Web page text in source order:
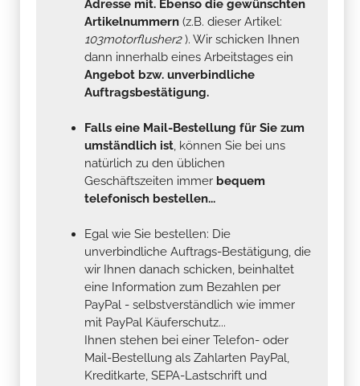
Adresse mit. Ebenso die gewünschten
Artikelnummern (z.B. dieser Artikel:
103motorflusher2). Wir schicken Ihnen
dann innerhalb eines Arbeitstages ein
Angebot bzw. unverbindliche
Auftragsbestätigung.
Falls eine Mail-Bestellung für Sie zum
umständlich ist, können Sie bei uns
natürlich zu den üblichen
Geschäftszeiten immer bequem
telefonisch bestellen...
Egal wie Sie bestellen: Die
unverbindliche Auftrags-Bestätigung, die
wir Ihnen danach schicken, beinhaltet
eine Information zum Bezahlen per
PayPal - selbstverständlich wie immer
mit PayPal Käuferschutz...
Ihnen stehen bei einer Telefon- oder
Mail-Bestellung als Zahlarten PayPal,
Kreditkarte, SEPA-Lastschrift und